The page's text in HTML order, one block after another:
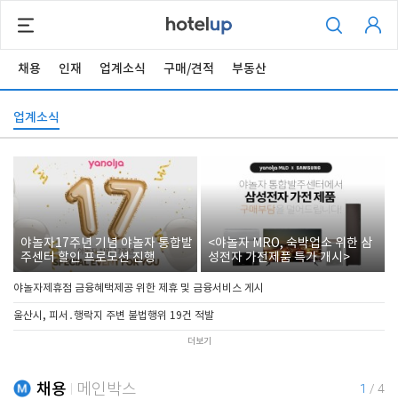
채용 인재 업계소식 구매/견적 부동산
업계소식
야놀자17주년 기념 야놀자 통합발
주센터 할인 프로모션 진행
<야놀자 MRO, 숙박업소 위한 삼
성전자 가전제품 특가 개시>
야놀자제휴점 금융혜택제공 위한 제휴 및 금융서비스 게시
울산시, 피서․행락지 주변 불법행위 19건 적발
더보기
채용 메인박스 1 / 4